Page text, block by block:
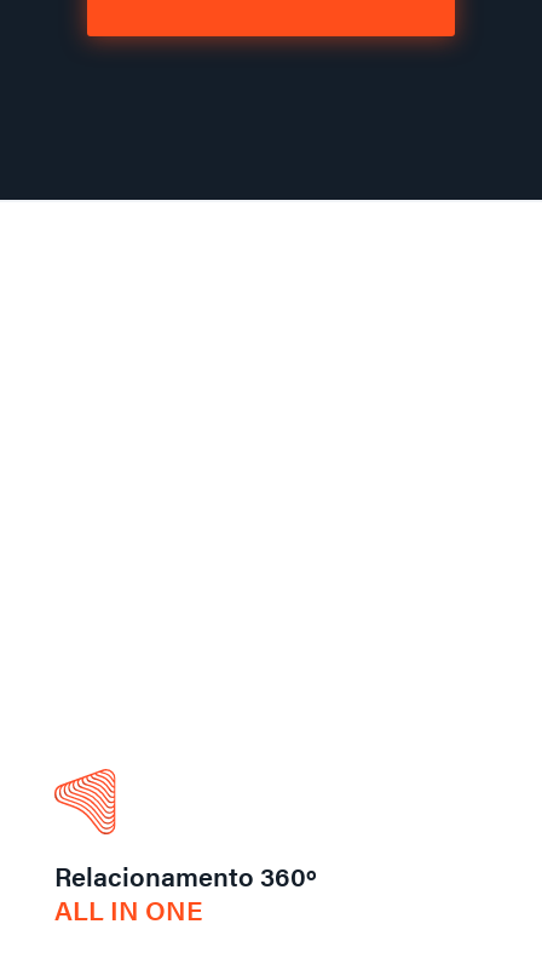
Relacionamento 360º
ALL IN ONE